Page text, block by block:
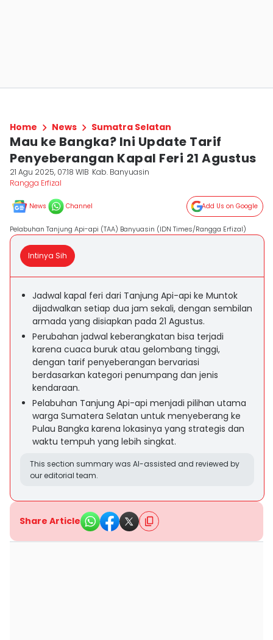
Home News Sumatra Selatan
Mau ke Bangka? Ini Update Tarif
Penyeberangan Kapal Feri 21 Agustus
21 Agu 2025, 07:18 WIB Kab. Banyuasin
Rangga Erfizal
News Channel Add Us on Google
Pelabuhan Tanjung Api-api (TAA) Banyuasin (IDN Times/Rangga Erfizal)
Intinya Sih
Jadwal kapal feri dari Tanjung Api-api ke Muntok
dijadwalkan setiap dua jam sekali, dengan sembilan
armada yang disiapkan pada 21 Agustus.
Perubahan jadwal keberangkatan bisa terjadi
karena cuaca buruk atau gelombang tinggi,
dengan tarif penyeberangan bervariasi
berdasarkan kategori penumpang dan jenis
kendaraan.
Pelabuhan Tanjung Api-api menjadi pilihan utama
warga Sumatera Selatan untuk menyeberang ke
Pulau Bangka karena lokasinya yang strategis dan
waktu tempuh yang lebih singkat.
This section summary was AI-assisted and reviewed by
our editorial team.
Share Article